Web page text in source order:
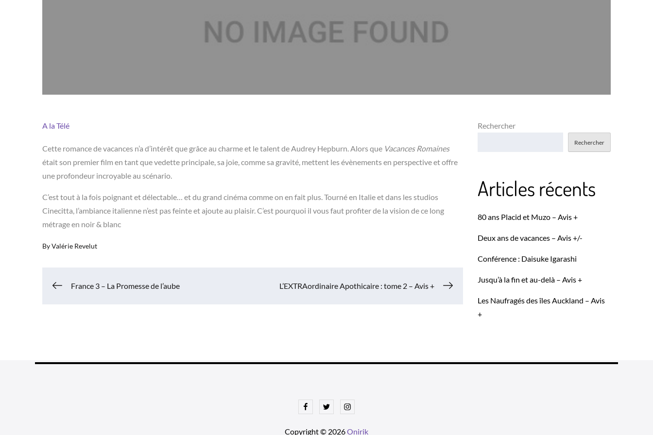
A la Télé
Cette romance de vacances n’a d’intérêt que grâce au charme et le talent de Audrey Hepburn. Alors que Vacances Romaines
était son premier film en tant que vedette principale, sa joie, comme sa gravité, mettent les évènements en perspective et offre
une profondeur incroyable au scénario.
C’est tout à la fois poignant et délectable… et du grand cinéma comme on en fait plus. Tourné en Italie et dans les studios
Cinecitta, l’ambiance italienne n’est pas feinte et ajoute au plaisir. C’est pourquoi il vous faut profiter de la vision de ce long
métrage en noir & blanc
ByValérie Revelut
Navigation
France 3 – La Promesse de l’aube L’EXTRAordinaire Apothicaire : tome 2 – Avis +
Rechercher
Rechercher
Articles récents
80 ans Placid et Muzo – Avis +
Deux ans de vacances – Avis +/-
Conférence : Daisuke Igarashi
Jusqu’à la fin et au-delà – Avis +
Les Naufragés des îles Auckland – Avis
+
FacebookTwitterInstagram
Copyright © 2026Onirik